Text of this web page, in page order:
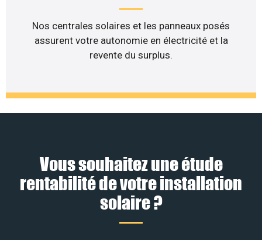
Nos centrales solaires et les panneaux posés
assurent votre autonomie en électricité et la
revente du surplus.
Vous souhaitez une étude
rentabilité de votre installation
solaire ?